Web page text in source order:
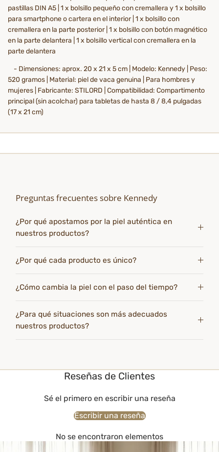
pastillas DIN A5 | 1 x bolsillo pequeño con cremallera y 1 x bolsillo
para smartphone o cartera en el interior | 1 x bolsillo con
cremallera en la parte posterior | 1 x bolsillo con botón magnético
en la parte delantera | 1 x bolsillo vertical con cremallera en la
parte delantera
- Dimensiones: aprox. 20 x 21 x 5 cm | Modelo: Kennedy | Peso:
520 gramos | Material: piel de vaca genuina | Para hombres y
mujeres | Fabricante: STILORD | Compatibilidad: Compartimento
principal (sin acolchar) para tabletas de hasta 8 / 8,4 pulgadas
(17 x 21 cm)
Preguntas frecuentes sobre Kennedy
¿Por qué apostamos por la piel auténtica en
nuestros productos?
¿Por qué cada producto es único?
¿Cómo cambia la piel con el paso del tiempo?
¿Para qué situaciones son más adecuados
nuestros productos?
Reseñas de Clientes
Sé el primero en escribir una reseña
Escribir una reseña
No se encontraron elementos